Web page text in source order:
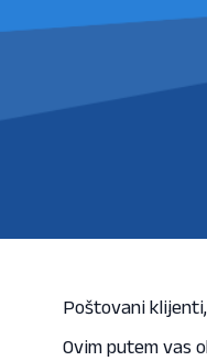
Poštovani klijenti,
Ovim putem vas